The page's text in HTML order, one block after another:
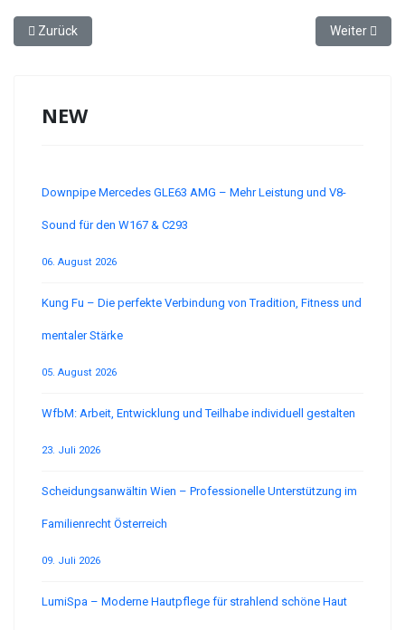
Vorheriger Beitrag: WfbM: Arbeit, Entwicklung und Teilhabe
Zurück Nächster
Weiter
NEW
Downpipe Mercedes GLE63 AMG – Mehr Leistung und V8-
Sound für den W167 & C293
06. August 2026
Kung Fu – Die perfekte Verbindung von Tradition, Fitness und
mentaler Stärke
05. August 2026
WfbM: Arbeit, Entwicklung und Teilhabe individuell gestalten
23. Juli 2026
Scheidungsanwältin Wien – Professionelle Unterstützung im
Familienrecht Österreich
09. Juli 2026
LumiSpa – Moderne Hautpflege für strahlend schöne Haut